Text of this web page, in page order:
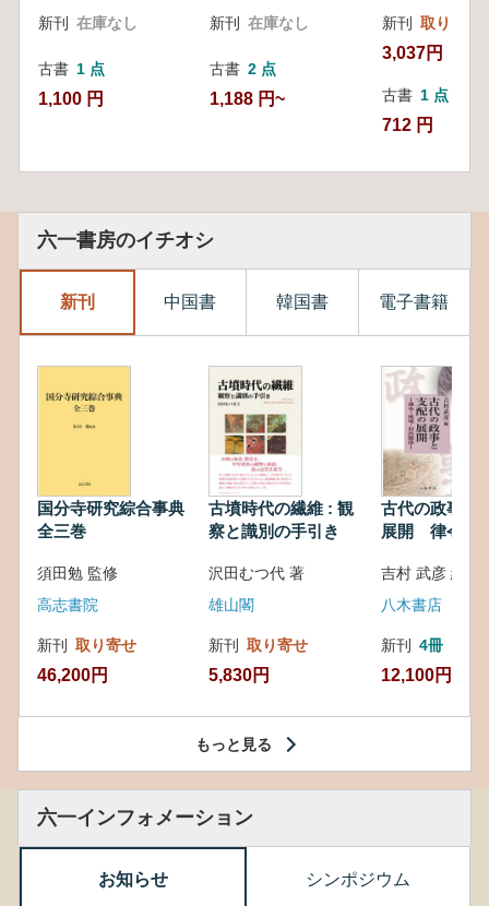
新刊 在庫なし
古書 1 点
1,100 円
新刊 在庫なし
古書 2 点
1,188 円~
新刊 取り寄せ
3,037円
古書 1 点
712 円
六一書房のイチオシ
新刊 中国書 韓国書 電子書籍
国分寺研究綜合事典
全三巻
須田勉 監修
高志書院
新刊 取り寄せ
46,200円
古墳時代の繊維 : 観
察と識別の手引き
沢田むつ代 著
雄山閣
新刊 取り寄せ
5,830円
古代の政事と
展開 律令・
吉村 武彦 編集
八木書店
新刊 4冊
12,100円
もっと見る
六一インフォメーション
お知らせ シンポジウム